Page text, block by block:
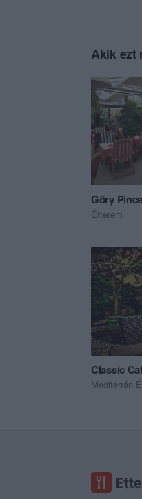
Akik ezt
Gőry
Étterem
Classic
Mediterrán